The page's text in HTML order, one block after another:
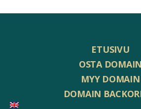
ETUSIVU
OSTA DOMAIN
MYY DOMAIN
DOMAIN